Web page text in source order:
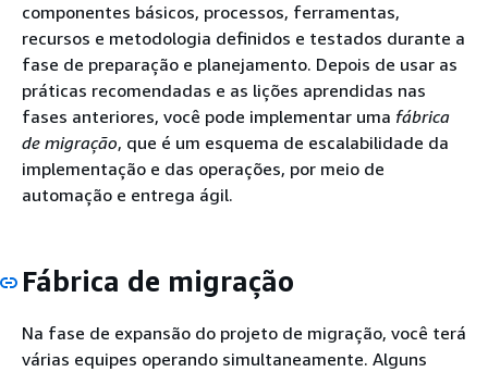
componentes básicos, processos, ferramentas,
recursos e metodologia definidos e testados durante a
fase de preparação e planejamento. Depois de usar as
práticas recomendadas e as lições aprendidas nas
fases anteriores, você pode implementar uma fábrica
de migração, que é um esquema de escalabilidade da
implementação e das operações, por meio de
automação e entrega ágil.
Fábrica de migração
Na fase de expansão do projeto de migração, você terá
várias equipes operando simultaneamente. Alguns